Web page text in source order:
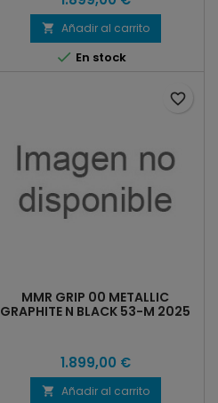
 Añadir al carrito
 En stock
MMR GRIP 00 METALLIC
GRAPHITE N BLACK 53-M 2025
1.899,00 €
 Añadir al carrito
favorite_border